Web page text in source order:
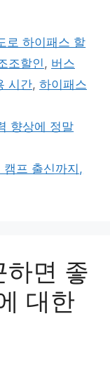
로 하이패스 할
조할인 , 버스
시간, 하이패스
향상에 정말
프 출신까지,
하면 좋
대한